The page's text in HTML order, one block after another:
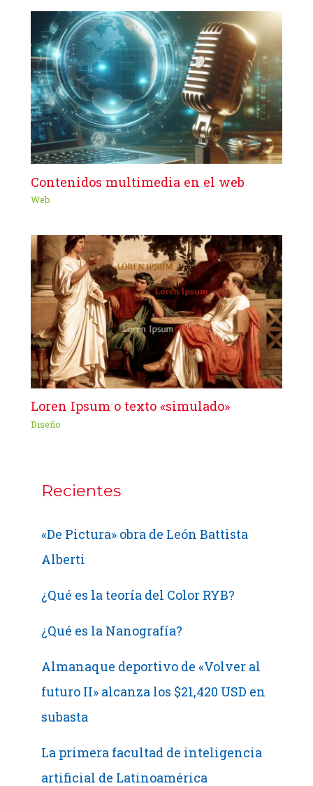
Contenidos multimedia en el web
Web
Loren Ipsum o texto «simulado»
Diseño
Recientes
«De Pictura» obra de León Battista
Alberti
¿Qué es la teoría del Color RYB?
¿Qué es la Nanografía?
Almanaque deportivo de «Volver al
futuro II» alcanza los $21,420 USD en
subasta
La primera facultad de inteligencia
artificial de Latinoamérica